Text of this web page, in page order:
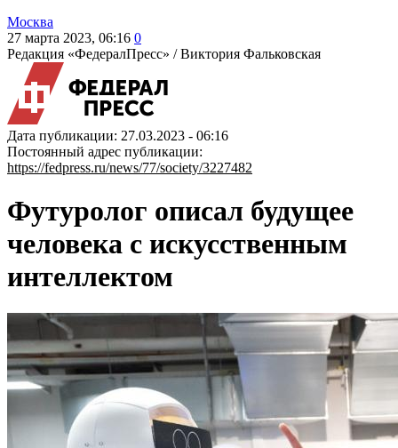
Москва
27 марта 2023, 06:16 0
Редакция «ФедералПресс» /Виктория Фальковская
Дата публикации: 27.03.2023 - 06:16
Постоянный адрес публикации:
https://fedpress.ru/news/77/society/3227482
Футуролог описал будущее
человека с искусственным
интеллектом